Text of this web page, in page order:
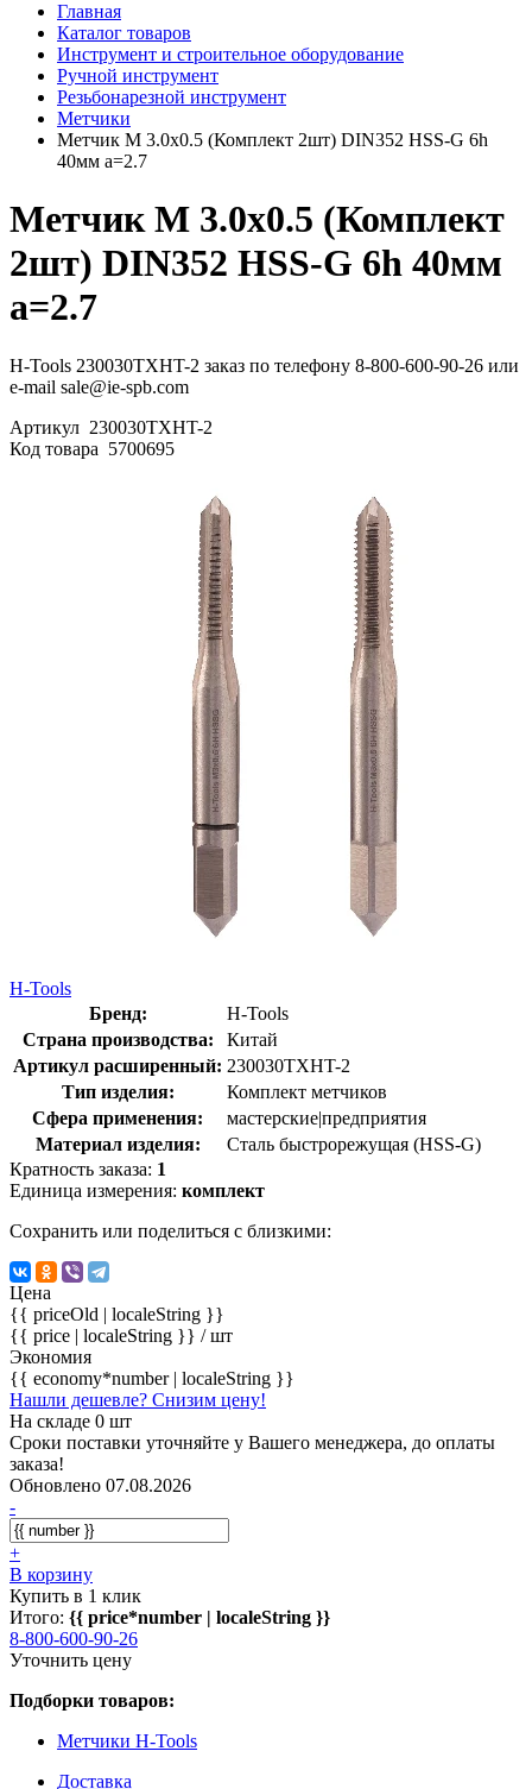
Главная
Каталог товаров
Инструмент и строительное оборудование
Ручной инструмент
Резьбонарезной инструмент
Метчики
Метчик М 3.0х0.5 (Комплект 2шт) DIN352 HSS-G 6h
40мм a=2.7
Метчик М 3.0х0.5 (Комплект
2шт) DIN352 HSS-G 6h 40мм
a=2.7
H-Tools 230030TXHT-2 заказ по телефону 8-800-600-90-26 или
e-mail sale@ie-spb.com
Артикул 230030TXHT-2
Код товара 5700695
H-Tools
Бренд:
H-Tools
Страна производства:
Китай
Артикул расширенный: 230030TXHT-2
Тип изделия:
Комплект метчиков
Сфера применения:
мастерские|предприятия
Материал изделия:
Сталь быстрорежущая (HSS-G)
Кратность заказа: 1
Единица измерения: комплект
Сохранить или поделиться с близкими:
Цена
{{ priceOld | localeString }}
{{ price | localeString }} / шт
Экономия
{{ economy*number | localeString }}
Нашли дешевле? Снизим цену!
На складе 0 шт
Сроки поставки уточняйте у Вашего менеджера, до оплаты
заказа!
Обновлено 07.08.2026
-
+
В корзину
Купить в 1 клик
Итого: {{ price*number | localeString }}
8-800-600-90-26
Уточнить цену
Подборки товаров:
Метчики H-Tools
Доставка